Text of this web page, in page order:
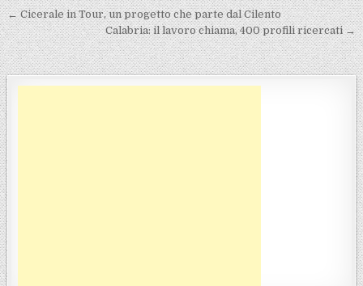
Navigazione articoli
← Cicerale in Tour, un progetto che parte dal Cilento
Calabria: il lavoro chiama, 400 profili ricercati →